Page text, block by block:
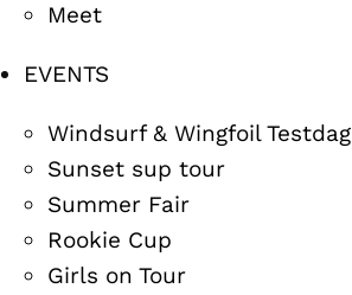
Meet
EVENTS
Windsurf & Wingfoil Testdag
Sunset sup tour
Summer Fair
Rookie Cup
Girls on Tour